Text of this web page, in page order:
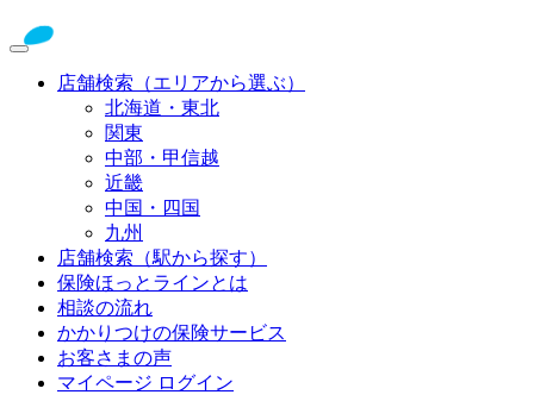
店舗検索（エリアから選ぶ）
北海道・東北
関東
中部・甲信越
近畿
中国・四国
九州
店舗検索（駅から探す）
保険ほっとラインとは
相談の流れ
かかりつけの保険サービス
お客さまの声
マイページ ログイン